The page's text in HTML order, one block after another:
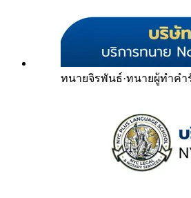
ทนายจิรพันธ์·ทนายผู้ทำคำ